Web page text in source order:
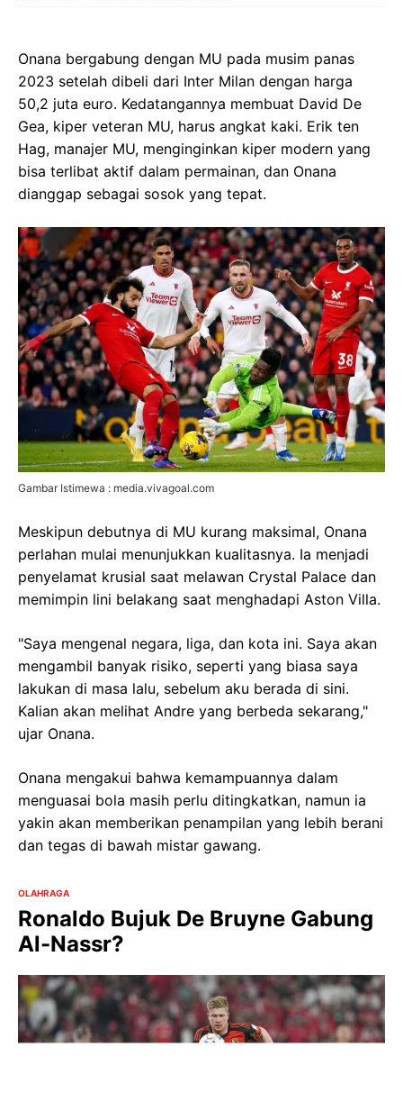
Onana bergabung dengan MU pada musim panas
2023 setelah dibeli dari Inter Milan dengan harga
50,2 juta euro. Kedatangannya membuat David De
Gea, kiper veteran MU, harus angkat kaki. Erik ten
Hag, manajer MU, menginginkan kiper modern yang
bisa terlibat aktif dalam permainan, dan Onana
dianggap sebagai sosok yang tepat.
Gambar Istimewa : media.vivagoal.com
Meskipun debutnya di MU kurang maksimal, Onana
perlahan mulai menunjukkan kualitasnya. Ia menjadi
penyelamat krusial saat melawan Crystal Palace dan
memimpin lini belakang saat menghadapi Aston Villa.
"Saya mengenal negara, liga, dan kota ini. Saya akan
mengambil banyak risiko, seperti yang biasa saya
lakukan di masa lalu, sebelum aku berada di sini.
Kalian akan melihat Andre yang berbeda sekarang,"
ujar Onana.
Onana mengakui bahwa kemampuannya dalam
menguasai bola masih perlu ditingkatkan, namun ia
yakin akan memberikan penampilan yang lebih berani
dan tegas di bawah mistar gawang.
OLAHRAGA
Ronaldo Bujuk De Bruyne Gabung
Al-Nassr?